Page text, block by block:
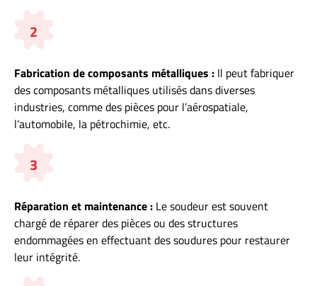
2
Fabrication de composants métalliques : Il peut fabriquer
des composants métalliques utilisés dans diverses
industries, comme des pièces pour l’aérospatiale,
l’automobile, la pétrochimie, etc.
3
Réparation et maintenance : Le soudeur est souvent
chargé de réparer des pièces ou des structures
endommagées en effectuant des soudures pour restaurer
leur intégrité.